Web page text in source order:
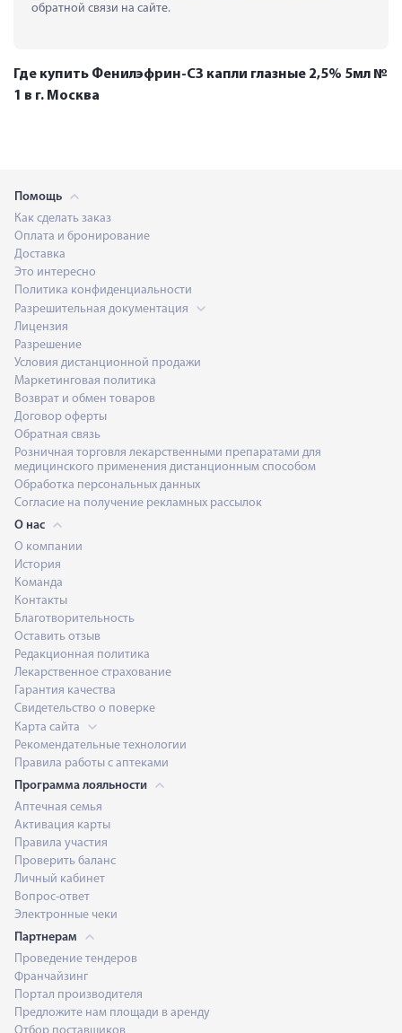
обратной связи на сайте.
Где купить Фенилэфрин-СЗ капли глазные 2,5% 5мл №
1 в г. Москва
Помощь
Как сделать заказ
Оплата и бронирование
Доставка
Это интересно
Политика конфиденциальности
Разрешительная документация
Лицензия
Разрешение
Условия дистанционной продажи
Маркетинговая политика
Возврат и обмен товаров
Договор оферты
Обратная связь
Розничная торговля лекарственными препаратами для
медицинского применения дистанционным способом
Обработка персональных данных
Согласие на получение рекламных рассылок
О нас
О компании
История
Команда
Контакты
Благотворительность
Оставить отзыв
Редакционная политика
Лекарственное страхование
Гарантия качества
Свидетельство о поверке
Карта сайта
Рекомендательные технологии
Правила работы с аптеками
Программа лояльности
Аптечная семья
Активация карты
Правила участия
Проверить баланс
Личный кабинет
Вопрос-ответ
Электронные чеки
Партнерам
Проведение тендеров
Франчайзинг
Портал производителя
Предложите нам площади в аренду